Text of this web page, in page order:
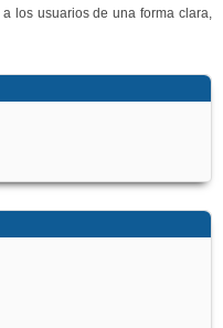
los usuarios de una forma clara,